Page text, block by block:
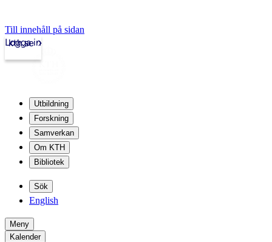
Till innehåll på sidan
kth.se
Logga in
Utbildning
Forskning
Samverkan
Om KTH
Bibliotek
Sök
English
Meny
Kalender